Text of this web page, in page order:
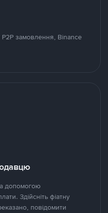
P2P замовлення, Binance
допомогою
Здійсніть фіатну
повідомити